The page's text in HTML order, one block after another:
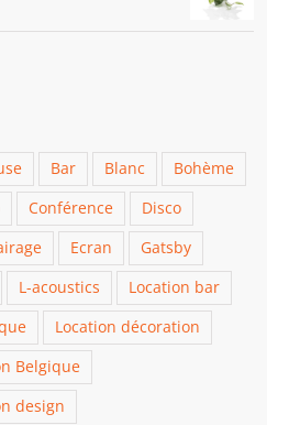
Bar Blanc
Bohème
Conférence
Disco
Ecran
Gatsby
L-acoustics
Location bar
Location décoration
Belgique
design